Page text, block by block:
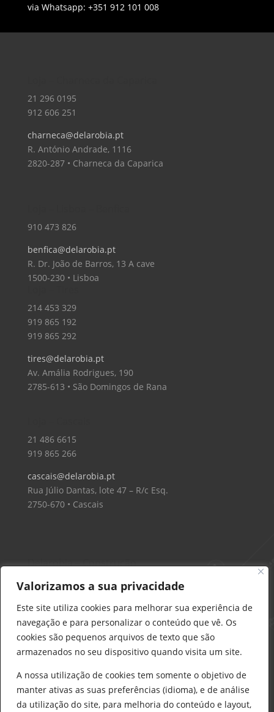
Valorizamos a sua privacidade
Este site utiliza cookies para melhorar sua experiência de
navegação e para personalizar o conteúdo que vê. Os
cookies são pequenos arquivos de texto que são
armazenados no seu dispositivo quando visita um site.
A nossa utilização de cookies tem somente o objetivo de
manter ativas as suas preferências (idioma), e de análise
da utilização do site, para melhoria do conteúdo e layout,
via Whatsapp: +351 912 101 008
21 296 0195
912 606 251
charneca@delarobia.pt
R. António Andrade, 1116
2820-287 • Charneca da Caparica
910 473 826
benfica@delarobia.pt
R. Dr. João de Barros, 13 A cave
1500-230 • Lisboa
214 453 329
919 865 192
919 865 292
tires@delarobia.pt
Av. Amália Rodrigues, 190
2785-613 • São Domingos de Rana
21 486 6615
919 865 266
cascais@delarobia.pt
Rua Júlio Dantas, lote 47 – R/c Esq.
2750-670 • Cascais
Delarobia – Construção
912 441 514
construcao@delarobia.pt
R. António Andrade, 1171
2820-287 • Charneca de Caparica